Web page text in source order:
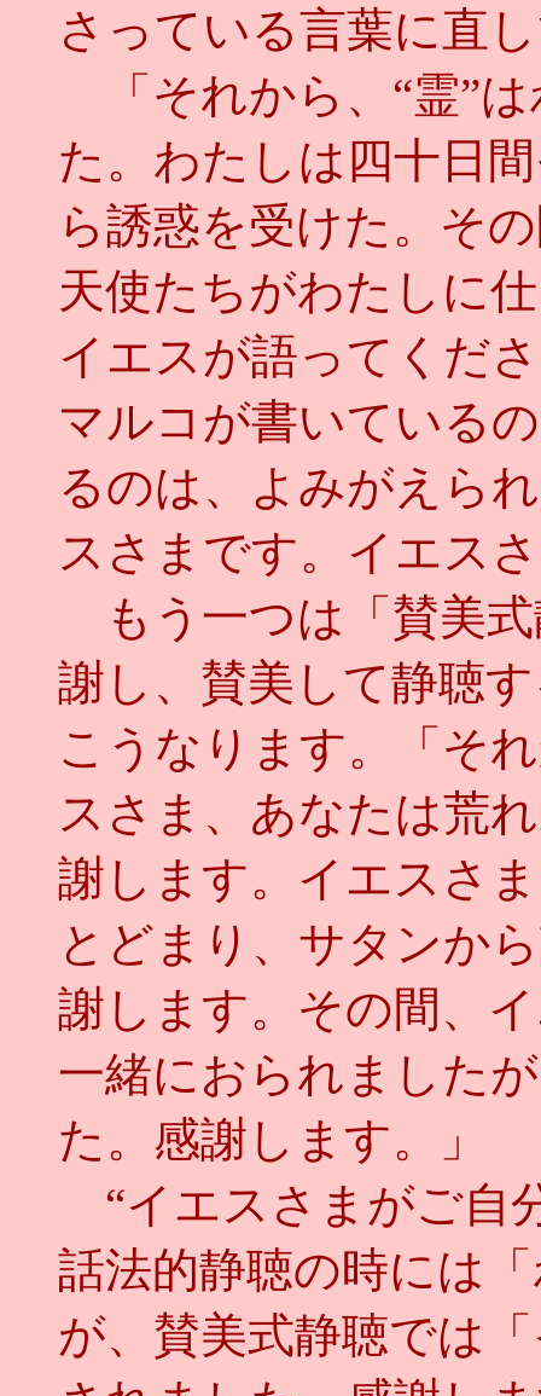
さっている言葉に直
「それから、“霊”
た。わたしは四十日
ら誘惑を受けた。そ
天使たちがわたしに
イエスが語ってくだ
マルコが書いている
るのは、よみがえら
スさまです。イエス
もう一つは「賛美
謝し、賛美して静聴
こうなります。「そ
スさま、あなたは荒
謝します。イエスさ
とどまり、サタンか
謝します。その間、
一緒におられました
た。感謝します。」
“イエスさまがご自
話法的静聴の時には
が、賛美式静聴では